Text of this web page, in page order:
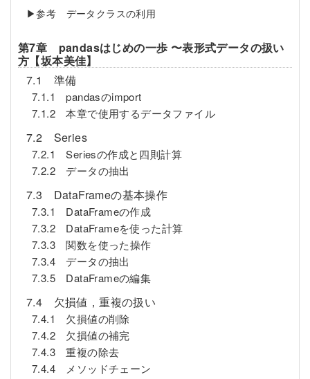
▶参考 データクラスの利用
第7章 pandasはじめの一歩 〜表形式データの扱い
方【坂本美佳】
7.1 準備
7.1.1 pandasのimport
7.1.2 本章で使用するデータファイル
7.2 Series
7.2.1 Seriesの作成と四則計算
7.2.2 データの抽出
7.3 DataFrameの基本操作
7.3.1 DataFrameの作成
7.3.2 DataFrameを使った計算
7.3.3 関数を使った操作
7.3.4 データの抽出
7.3.5 DataFrameの編集
7.4 欠損値，重複の扱い
7.4.1 欠損値の削除
7.4.2 欠損値の補完
7.4.3 重複の除去
7.4.4 メソッドチェーン